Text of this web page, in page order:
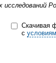
Скачивая
с